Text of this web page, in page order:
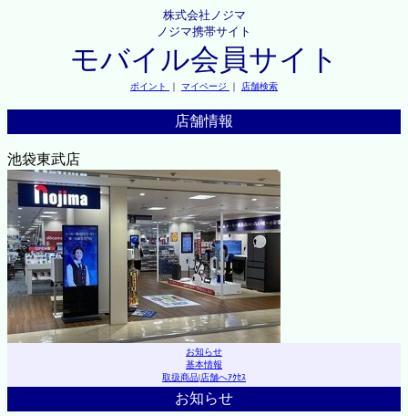
株式会社ノジマ
ノジマ携帯サイト
モバイル会員サイト
ポイント ｜ マイページ ｜ 店舗検索
店舗情報
池袋東武店
お知らせ
基本情報
取扱商品|店舗へｱｸｾｽ
お知らせ